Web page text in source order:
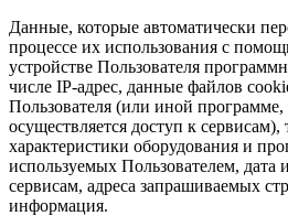
Данные, которые автоматически
процессе их использования с
устройстве Пользователя
числе IP-адрес, данные файлов
Пользователя (или иной
осуществляется доступ к сервисам),
характеристики оборудования и
используемых Пользователем, дата
сервисам, адреса запрашиваемых
информация.